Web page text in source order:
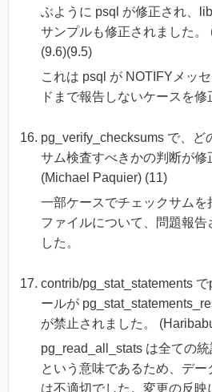
ぶように psql が修正され、
サンプルも修正されました。
(9.6)(9.5)
これは psql が NOTIFYメッ
ドまで報告しないケースを修
pg_verify_checksums で、ど
サム検査すべきかの判断が修
(Michael Paquier) (11)
一部ケースでチェックサムを
ファイルについて、問題報告
した。
contrib/pg_stat_statements
ールが
が禁止されました。
pg_read_all_stats は全ての
という意味であるため、デー
は不適切でした。変更の反映